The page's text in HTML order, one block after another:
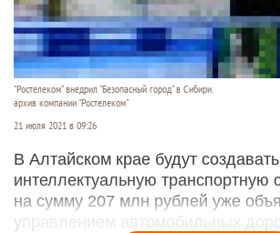
"Ростелеком" внедрил "Безопасный город" в Сибири.
архив компании "Ростелеком"
21 июля 2021 в 09:26
В Алтайском крае будут создавать
интеллектуальную транспортную
на сумму 207 млн рублей уже
управлением автомобильных